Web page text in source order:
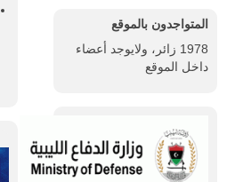
المتواجدون بالموقع
1978 زائر، ولايوجد أعضاء
داخل الموقع